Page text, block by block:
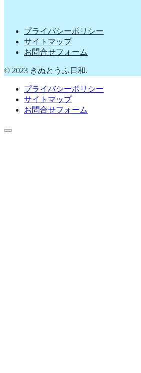
プライバシーポリシー
サイトマップ
お問合せフォーム
© 2023 きぬとうふ日和.
プライバシーポリシー
サイトマップ
お問合せフォーム